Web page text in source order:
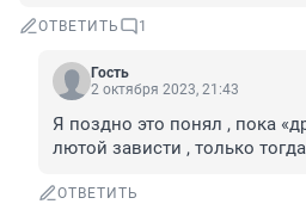
ОТВЕТИТЬ 1
Гость
2 октября 2023, 21:43
Я поздно это понял , пока
лютой зависти , только
ОТВЕТИТЬ